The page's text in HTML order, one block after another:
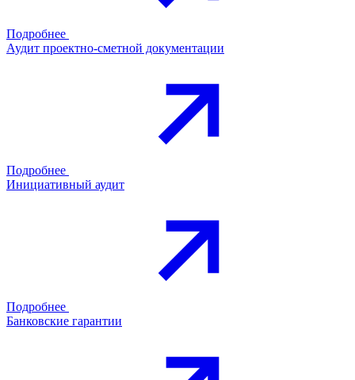
Подробнее
Аудит проектно-сметной документации
Подробнее
Инициативный аудит
Подробнее
Банковские гарантии